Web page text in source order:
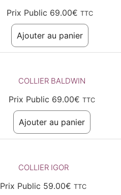
Prix Public 69.00€ TTC
Ajouter au panier
COLLIER BALDWIN
Prix Public 69.00€ TTC
Ajouter au panier
COLLIER IGOR
Prix Public 59.00€ TTC